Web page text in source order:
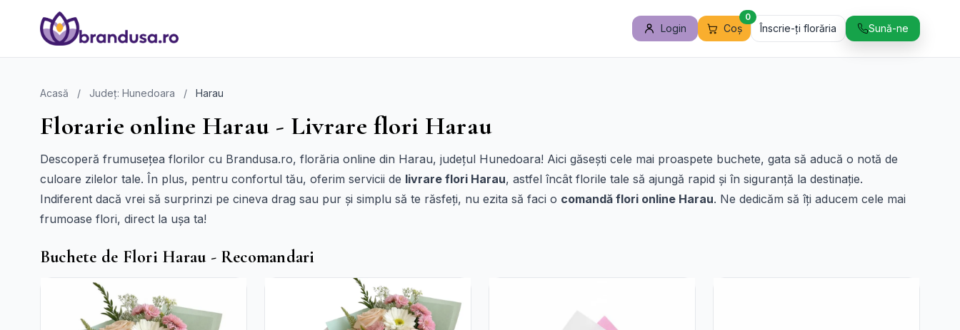
Login Coș
0
Înscrie-ți florăria Sună-ne
Acasă / Județ: Hunedoara / Harau
Florarie online Harau - Livrare flori Harau
Descoperă frumusețea florilor cu Brandusa.ro, florăria online din Harau, județul Hunedoara! Aici găsești cele mai proaspete buchete, gata să aducă o notă de
culoare zilelor tale. În plus, pentru confortul tău, oferim servicii de livrare flori Harau, astfel încât florile tale să ajungă rapid și în siguranță la destinație.
Indiferent dacă vrei să surprinzi pe cineva drag sau pur și simplu să te răsfeți, nu ezita să faci o comandă flori online Harau. Ne dedicăm să îți aducem cele mai
frumoase flori, direct la ușa ta!
Buchete de Flori Harau - Recomandari